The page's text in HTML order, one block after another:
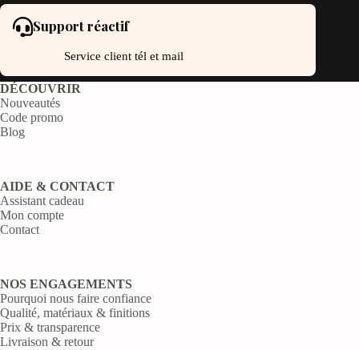
Support réactif
Service client tél et mail
DÉCOUVRIR
Nouveautés
Code promo
Blog
AIDE & CONTACT
Assistant cadeau
Mon compte
Contact
NOS ENGAGEMENTS
Pourquoi nous faire confiance
Qualité, matériaux & finitions
Prix & transparence
Livraison & retour